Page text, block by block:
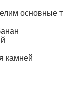
основные
камней